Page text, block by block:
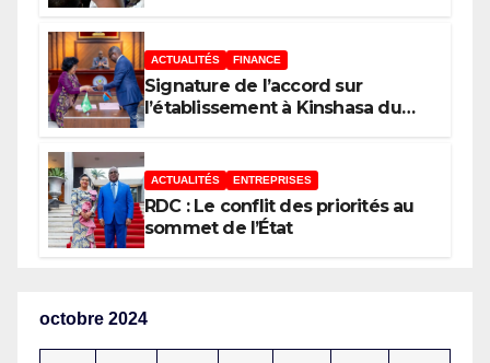
ACTUALITÉS FINANCE
Signature de l’accord sur
l’établissement à Kinshasa du
africaine–Nouveau Partenariat
pour le développement de
l’Afrique (AUDA-NEPAD)
ACTUALITÉS ENTREPRISES
RDC : Le conflit des priorités au
sommet de l’État
octobre 2024